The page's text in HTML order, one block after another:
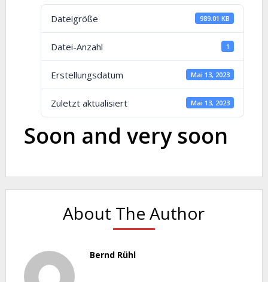
Dateigröße 989.01 KB
Datei-Anzahl 1
Erstellungsdatum Mai 13, 2023
Zuletzt aktualisiert Mai 13, 2023
Soon and very soon
About The Author
Bernd Rühl